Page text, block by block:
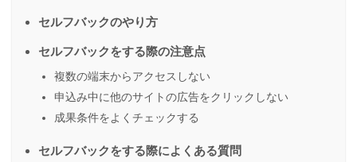
セルフバックのやり方
セルフバックをする際の注意点
複数の端末からアクセスしない
申込み中に他のサイトの広告をクリックしない
成果条件をよくチェックする
セルフバックをする際によくある質問